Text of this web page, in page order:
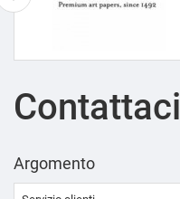
Contattaci
Argomento